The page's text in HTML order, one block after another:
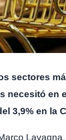
sectores
necesitó en
3,9% en la